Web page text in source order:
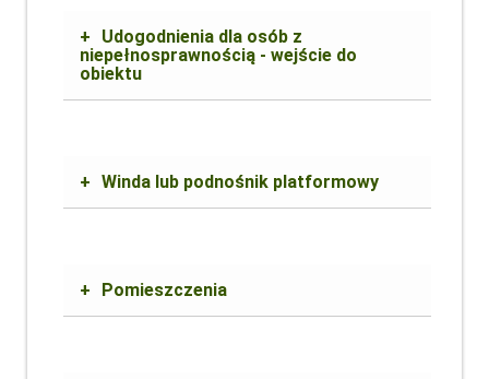
+
Udogodnienia dla osób z
niepełnosprawnością - wejście do
obiektu
+ Winda lub podnośnik platformowy
+ Pomieszczenia